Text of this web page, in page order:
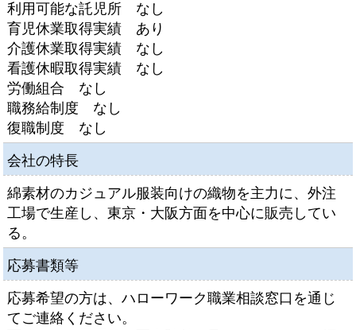
利用可能な託児所 なし
育児休業取得実績 あり
介護休業取得実績 なし
看護休暇取得実績 なし
労働組合 なし
職務給制度 なし
復職制度 なし
会社の特長
綿素材のカジュアル服装向けの織物を主力に、外注
工場で生産し、東京・大阪方面を中心に販売してい
る。
応募書類等
応募希望の方は、ハローワーク職業相談窓口を通じ
てご連絡ください。